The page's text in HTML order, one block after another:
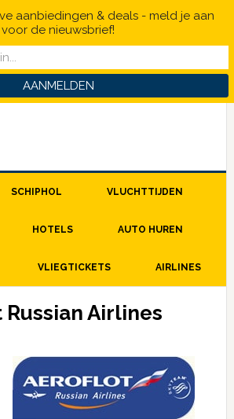
SCHIPHOL VLUCHTTIJDEN
HOTELS AUTO HUREN
VLIEGTICKETS AIRLINES
Airlines
aanbiedingen & deals - meld je aan
voor de nieuwsbrief!